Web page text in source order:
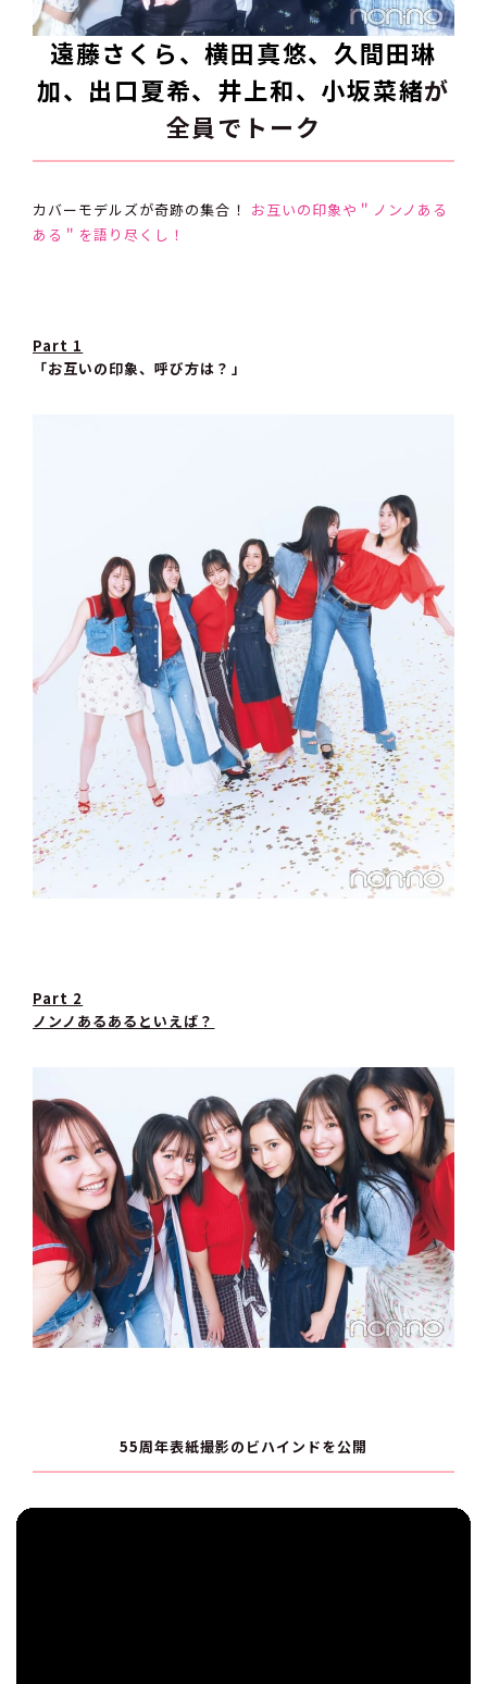
遠藤さくら、横田真悠、久間田琳
加、出口夏希、井上和、小坂菜緒が
全員でトーク
カバーモデルズが奇跡の集合！ お互いの印象や＂ノンノある
ある＂を語り尽くし！
Part 1
「お互いの印象、呼び方は？」
Part 2
ノンノあるあるといえば？
55周年表紙撮影のビハインドを公開